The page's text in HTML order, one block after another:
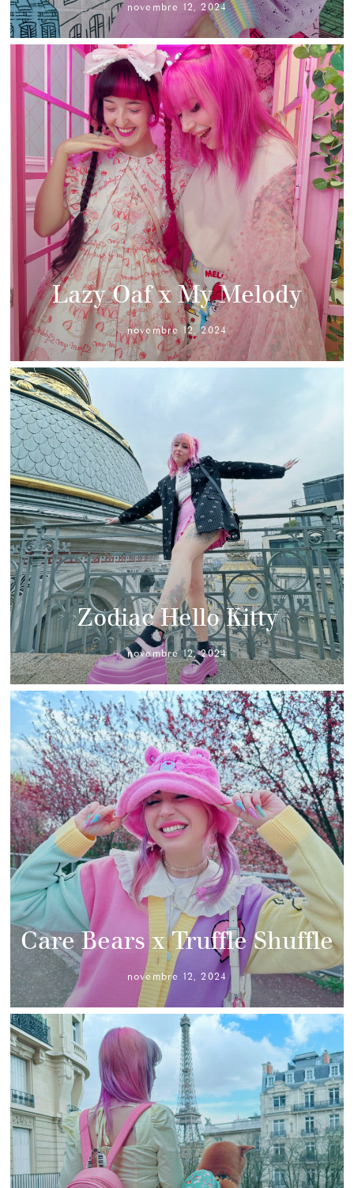
novembre 12, 2024
Lazy Oaf x My Melody
novembre 12, 2024
Zodiac Hello Kitty
novembre 12, 2024
Care Bears x Truffle Shuffle
novembre 12, 2024